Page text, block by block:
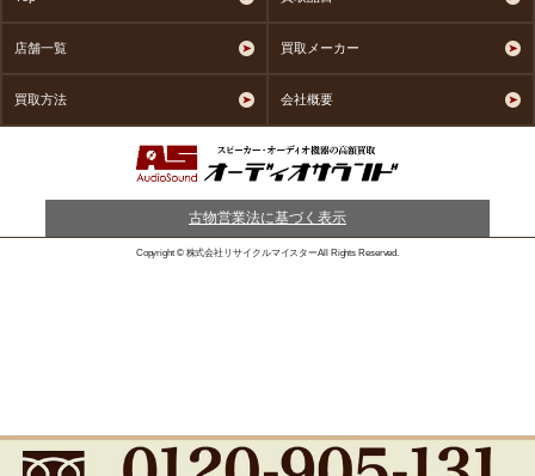
店舗一覧 買取メーカー
買取方法 会社概要
古物営業法に基づく表示
Copyright © 株式会社リサイクルマイスターAll Rights Reserved.